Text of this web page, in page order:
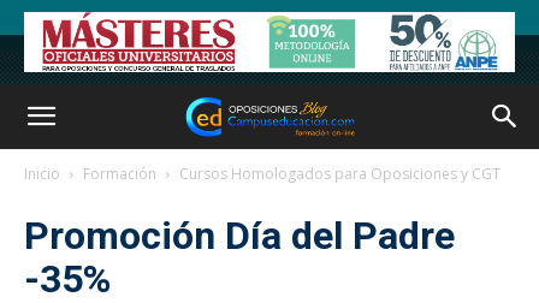
Inicio Formación Cursos Homologados para Oposiciones y CGT
Promoción Día del Padre
-35%